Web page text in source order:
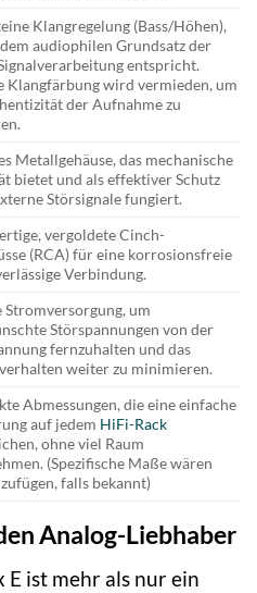
Klangregelung (Bass/Höhen),
audiophilen Grundsatz der
entspricht.
Klangfärbung wird vermieden, um
der Aufnahme zu
Metallgehäuse, das mechanische
bietet und als effektiver Schutz
Störsignale fungiert.
vergoldete Cinch-
(RCA) für eine korrosionsfreie
Verbindung.
Stromversorgung, um
Störspannungen von der
fernzuhalten und das
weiter zu minimieren.
Abmessungen, die eine einfache
auf jedem HiFi-Rack
ohne viel Raum
(Spezifische Maße wären
falls bekannt)
Analog-Liebhaber
E ist mehr als nur ein